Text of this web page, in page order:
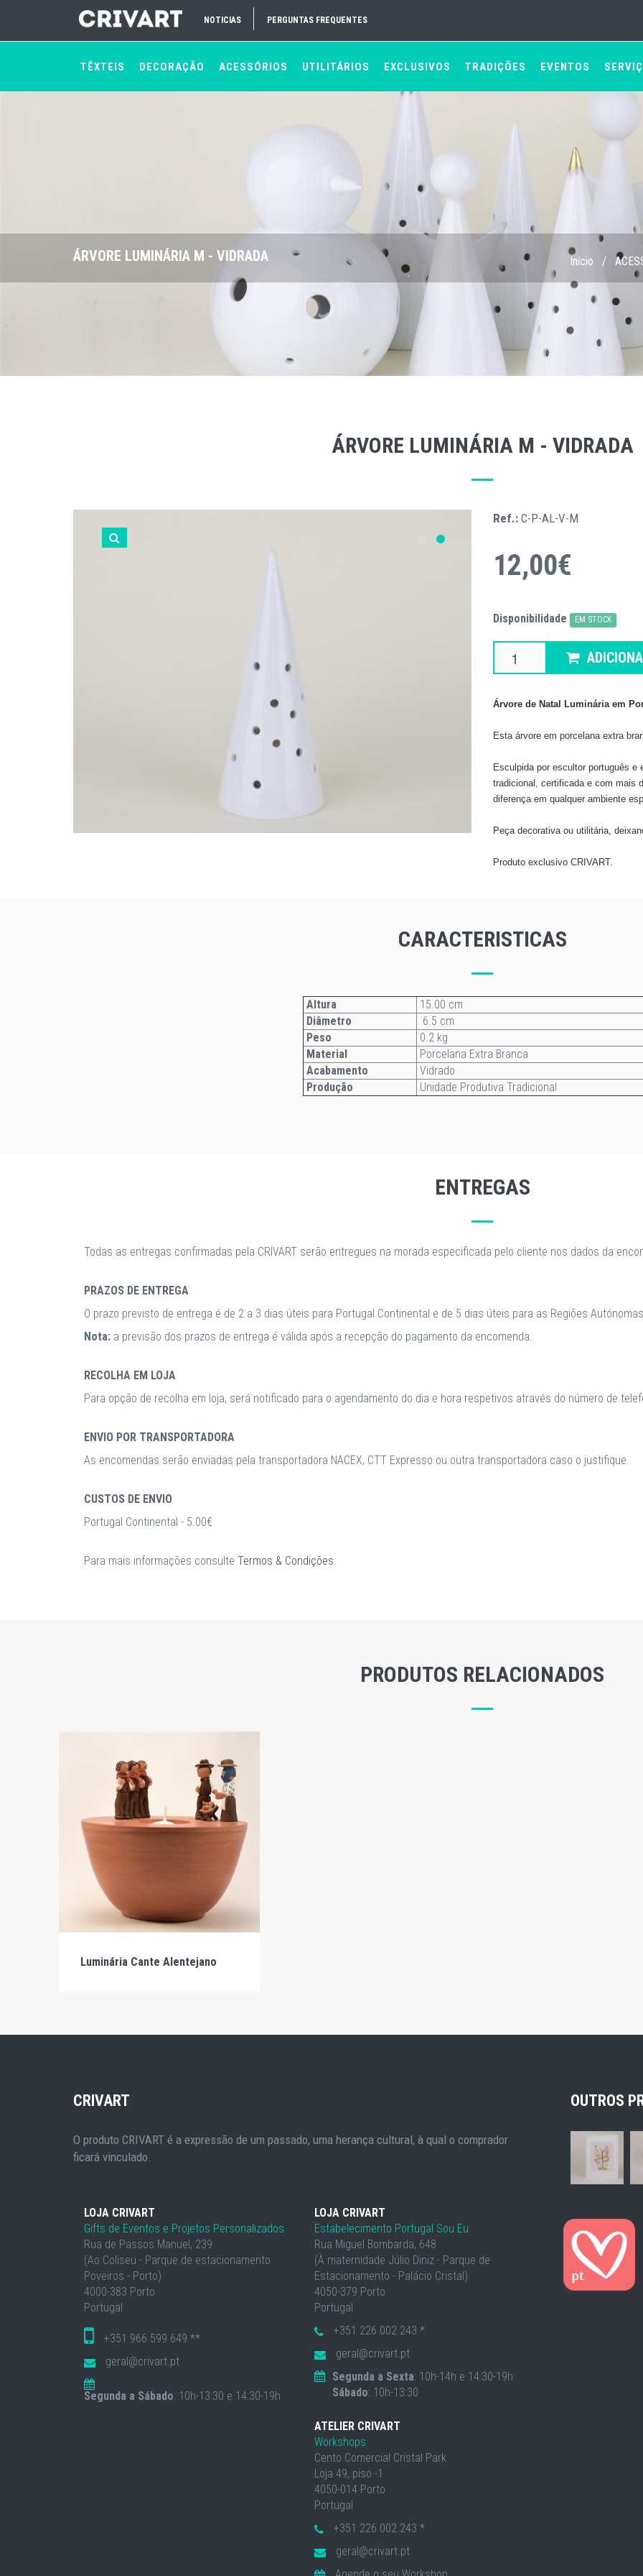
NOTICIAS PERGUNTAS FREQUENTES
TÊXTEIS DECORAÇÃO ACESSÓRIOS UTILITÁRIOS EXCLUSIVOS TRADIÇÕES EVENTOS
ÁRVORE LUMINÁRIA M - VIDRADA Início /
ÁRVORE LUMINÁRIA M - VIDRADA
Ref.: C-P-AL-V-M
12,00€
Disponibilidade EM STOCK
Árvore de Natal Luminária em
Esta árvore em porcelana extra
Esculpida por escultor português e
tradicional, certificada e com mais
diferença em qualquer ambiente
​Peça decorativa ou utilitária,
​Produto exclusivo CRIVART.
CARACTERISTICAS
Altura
15.00 cm
Diâmetro
6.5 cm
Peso
0.2 kg
Material
Porcelana Extra Branca
Acabamento
Vidrado
Produção
Unidade Produtiva Tradicional
ENTREGAS
Todas as entregas confirmadas pela CRIVART serão entregues na morada especificada pelo cliente nos dados da
PRAZOS DE ENTREGA
O prazo previsto de entrega é de 2 a 3 dias úteis para Portugal Continental e de 5 dias úteis para as Regiões
Nota: a previsão dos prazos de entrega é válida após a recepção do pagamento da encomenda.
RECOLHA EM LOJA
Para opção de recolha em loja, será notificado para o agendamento do dia e hora respetivos através do número de
ENVIO POR TRANSPORTADORA
As encomendas serão enviadas pela transportadora NACEX, CTT Expresso ou outra transportadora caso o justifique.
CUSTOS DE ENVIO
Portugal Continental - 5.00€
Para mais informações consulte Termos & Condições.
PRODUTOS RELACIONADOS
Luminária Cante Alentejano
CRIVART
O produto CRIVART é a expressão de um passado, uma herança cultural, à qual o comprador
ficará vinculado.
LOJA CRIVART
Gifts de Eventos e Projetos Personalizados
Rua de Passos Manuel, 239
(Ao Coliseu - Parque de estacionamento
Poveiros - Porto)
4000-383 Porto
Portugal
+351 966 599 649 **
geral@crivart.pt
Segunda a Sábado: 10h-13:30 e 14:30-19h
LOJA CRIVART
Estabelecimento Portugal Sou Eu
Rua Miguel Bombarda, 648
(À maternidade Júlio Diniz - Parque de
Estacionamento - Palácio Cristal)
4050-379 Porto
Portugal
+351 226 002 243 *
geral@crivart.pt
Segunda a Sexta: 10h-14h e 14:30-19h
Sábado: 10h-13:30
ATELIER CRIVART
Workshops
Cento Comercial Cristal Park
Loja 49, piso -1
4050-014 Porto
Portugal
+351 226 002 243 *
geral@crivart.pt
OUTROS